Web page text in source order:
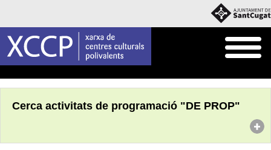
Cerca activitats de programació "DE PROP"